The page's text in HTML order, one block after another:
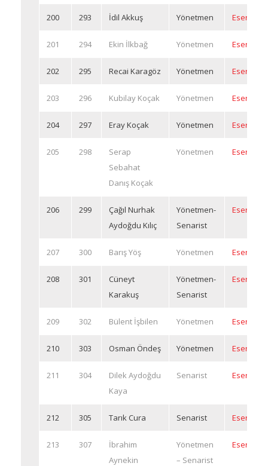
200 293 İdil Akkuş Yönetmen Eserleri
201 294 Ekin İlkbağ Yönetmen Eserleri
202 295 Recai Karagöz Yönetmen Eserleri
203 296 Kubilay Koçak Yönetmen Eserleri
204 297 Eray Koçak Yönetmen Eserleri
205 298
Serap
Sebahat
Danış Koçak
Yönetmen Eserleri
206 299
Çağıl Nurhak
Aydoğdu Kılıç
Yönetmen-
Senarist
Eserleri
207 300 Barış Yöş Yönetmen Eserleri
208 301
Cüneyt
Karakuş
Yönetmen-
Senarist
Eserleri
209 302 Bülent İşbilen Yönetmen Eserleri
210 303 Osman Öndeş Yönetmen Eserleri
211 304
Dilek Aydoğdu
Kaya
Senarist Eserleri
212 305 Tarık Cura Senarist Eserleri
213 307
İbrahim
Aynekin
Yönetmen
– Senarist
Eserleri